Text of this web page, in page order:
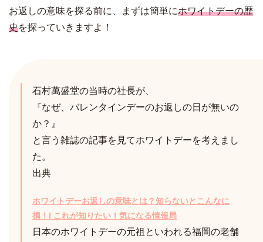
お返しの意味を探る前に、まずは簡単にホワイトデーの歴
史を探っていきますよ！
石村萬盛堂の当時の社長が、
『なぜ、バレンタインデーのお返しの日が無いの
か？』
と言う雑誌の記事を見てホワイトデーを考えまし
た。
出典
ホワイトデーお返しの意味とは？知らないとこんなに
損！| これが知りたい！気になる情報局
日本のホワイトデーの元祖といわれる福岡の老舗